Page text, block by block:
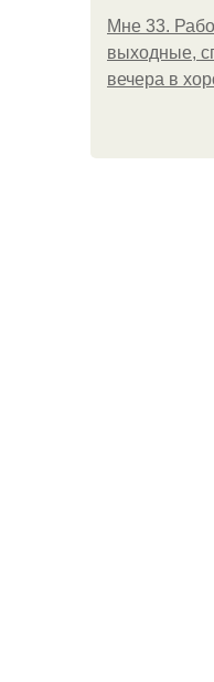
Мне 33.
выходные,
вечера в